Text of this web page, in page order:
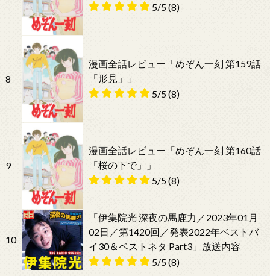
5/5(8)
8
漫画全話レビュー「めぞん一刻 第159話
「形見」」
5/5(8)
9
漫画全話レビュー「めぞん一刻 第160話
「桜の下で」」
5/5(8)
10
「伊集院光 深夜の馬鹿力／2023年01月
02日／第1420回／発表2022年ベストバ
イ30＆ベストネタ Part3」放送内容
5/5(8)